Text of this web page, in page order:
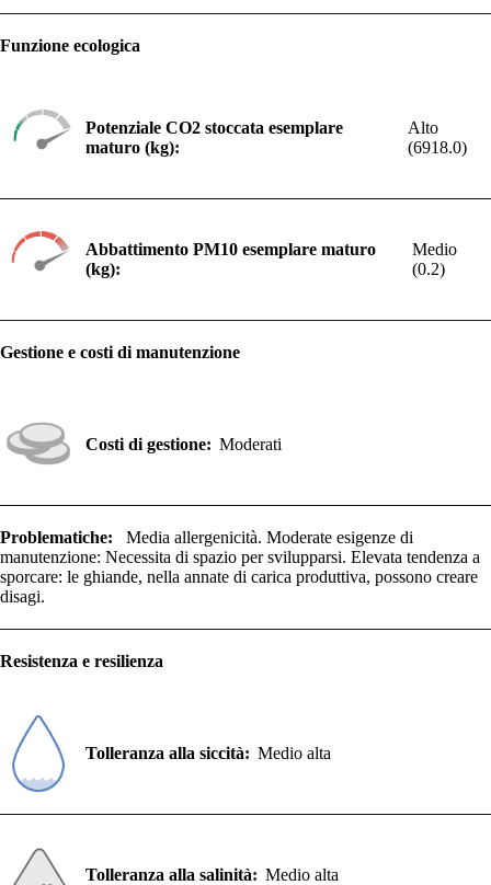
Funzione ecologica
Potenziale CO2 stoccata esemplare
maturo (kg):
Alto
(6918.0)
Abbattimento PM10 esemplare maturo
(kg):
Medio
(0.2)
Gestione e costi di manutenzione
Costi di gestione: Moderati
Problematiche:
Media allergenicità. Moderate esigenze di
manutenzione: Necessita di spazio per svilupparsi. Elevata tendenza a
sporcare: le ghiande, nella annate di carica produttiva, possono creare
disagi.
Resistenza e resilienza
Tolleranza alla siccità: Medio alta
Tolleranza alla salinità: Medio alta